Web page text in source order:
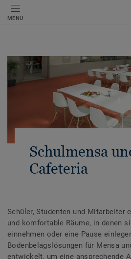
MENU
Schulmensa
Cafeteria
Schüler, Studenten und Mitarbeiter
und komfortable Räume, in denen
einnehmen oder eine Pause
Bodenbelagslösungen für Mensa
entwickelt, um eine ansprechende